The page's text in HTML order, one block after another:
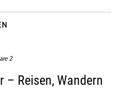
2
– Reisen, Wandern